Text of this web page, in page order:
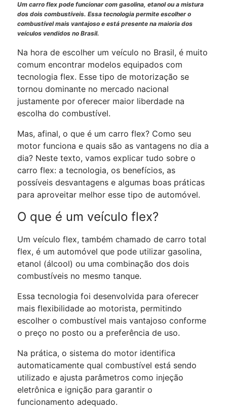
Um carro flex pode funcionar com gasolina, etanol ou a mistura
dos dois combustíveis. Essa tecnologia permite escolher o
combustível mais vantajoso e está presente na maioria dos
veículos vendidos no Brasil.
Na hora de escolher um veículo no Brasil, é muito
comum encontrar modelos equipados com
tecnologia flex. Esse tipo de motorização se
tornou dominante no mercado nacional
justamente por oferecer maior liberdade na
escolha do combustível.
Mas, afinal, o que é um carro flex? Como seu
motor funciona e quais são as vantagens no dia a
dia? Neste texto, vamos explicar tudo sobre o
carro flex: a tecnologia, os benefícios, as
possíveis desvantagens e algumas boas práticas
para aproveitar melhor esse tipo de automóvel.
O que é um veículo flex?
Um veículo flex, também chamado de carro total
flex, é um automóvel que pode utilizar gasolina,
etanol (álcool) ou uma combinação dos dois
combustíveis no mesmo tanque.
Essa tecnologia foi desenvolvida para oferecer
mais flexibilidade ao motorista, permitindo
escolher o combustível mais vantajoso conforme
o preço no posto ou a preferência de uso.
Na prática, o sistema do motor identifica
automaticamente qual combustível está sendo
utilizado e ajusta parâmetros como injeção
eletrônica e ignição para garantir o
funcionamento adequado.